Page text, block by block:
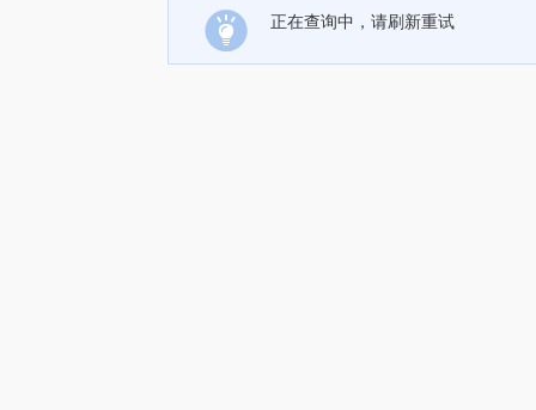
正在查询中，请刷新重试